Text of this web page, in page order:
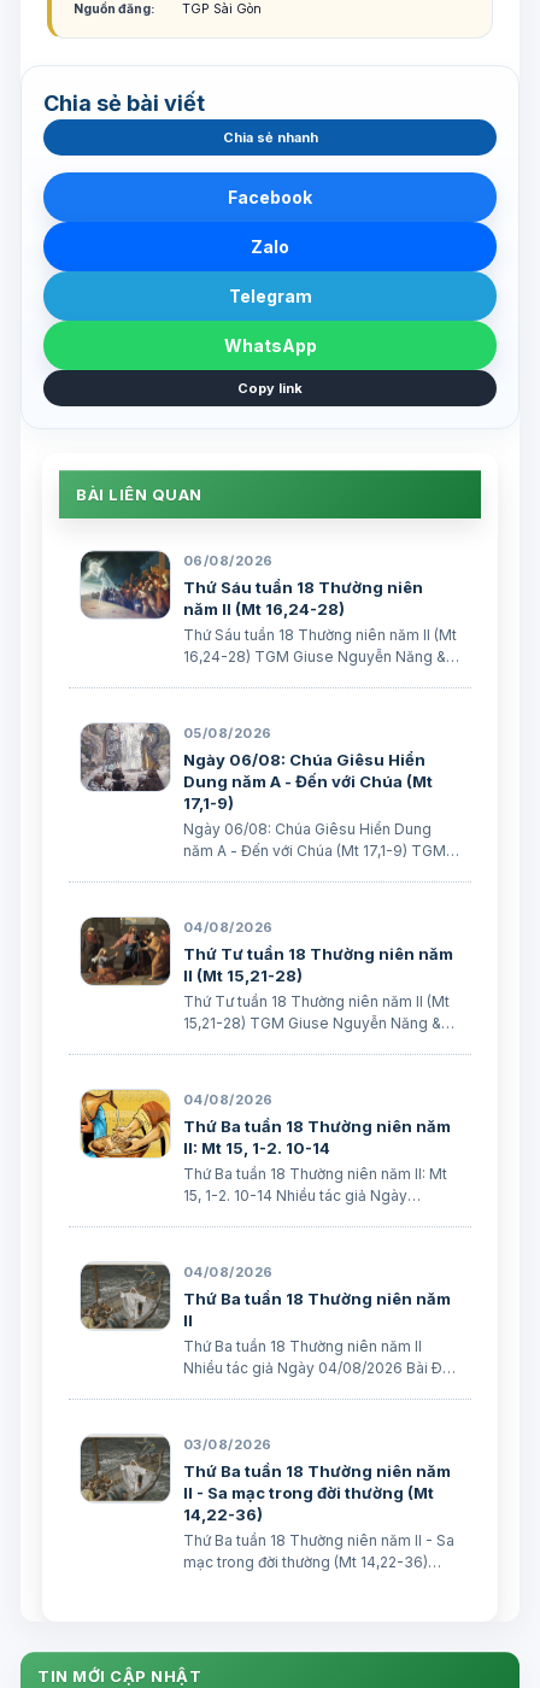
Nguồn đăng: TGP Sài Gòn
Chia sẻ bài viết
Chia sẻ nhanh
Facebook
Zalo
Telegram
WhatsApp
Copy link
BÀI LIÊN QUAN
06/08/2026
Thứ Sáu tuần 18 Thường niên
năm II (Mt 16,24-28)
Thứ Sáu tuần 18 Thường niên năm II (Mt
16,24-28) TGM Giuse Nguyễn Năng &
“Khốn cho thành khát má…
05/08/2026
Ngày 06/08: Chúa Giêsu Hiển
Dung năm A - Đến với Chúa (Mt
17,1-9)
Ngày 06/08: Chúa Giêsu Hiển Dung
năm A - Đến với Chúa (Mt 17,1-9) TGM
trắng như tuyết”. Trích sách Tiên tri…
04/08/2026
Thứ Tư tuần 18 Thường niên năm
II (Mt 15,21-28)
Thứ Tư tuần 18 Thường niên năm II (Mt
15,21-28) TGM Giuse Nguyễn Năng &
ngươi bằng mối tình muôn thuở…
04/08/2026
Thứ Ba tuần 18 Thường niên năm
II: Mt 15, 1-2. 10-14
Thứ Ba tuần 18 Thường niên năm II: Mt
15, 1-2. 10-14 Nhiều tác giả Ngày
Nhưng Ta sẽ đem Giacóp về …
04/08/2026
Thứ Ba tuần 18 Thường niên năm
II
Thứ Ba tuần 18 Thường niên năm II
Nhiều tác giả Ngày 04/08/2026 Bài Ðọc
Giacóp về nhà xếp”. Trích sác…
03/08/2026
Thứ Ba tuần 18 Thường niên năm
II - Sa mạc trong đời thường (Mt
14,22-36)
Thứ Ba tuần 18 Thường niên năm II - Sa
mạc trong đời thường (Mt 14,22-36)
(Mt 14, 23) Bài Ðọc I: (Năm II) Gr …
TIN MỚI CẬP NHẬT